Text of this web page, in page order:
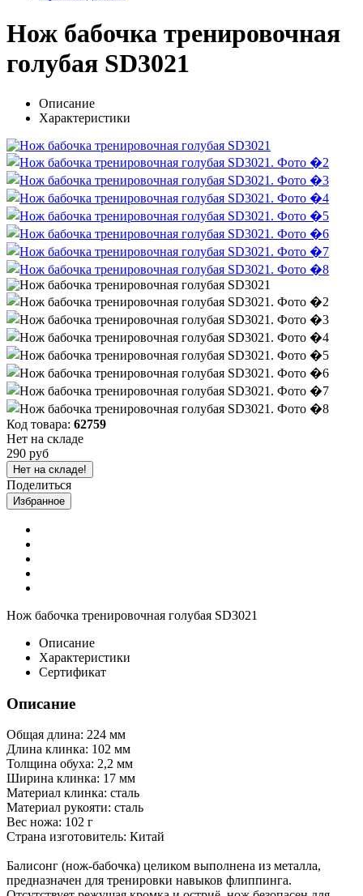
Нож бабочка тренировочная
голубая SD3021
Описание
Характеристики
Код товара: 62759
Нет на складе
290 руб
Нет на складе!
Поделиться
Избранное
Нож бабочка тренировочная голубая SD3021
Описание
Характеристики
Сертификат
Описание
Общая длина: 224 мм
Длина клинка: 102 мм
Толщина обуха: 2,2 мм
Ширина клинка: 17 мм
Материал клинка: сталь
Материал рукояти: сталь
Вес ножа: 102 г
Страна изготовитель: Китай
Балисонг (нож-бабочка) целиком выполнена из металла,
предназначен для тренировки навыков флиппинга.